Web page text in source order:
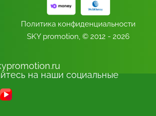
Политика конфиденциальности
SKY promotion, © 2012 - 2026
на наши социальные